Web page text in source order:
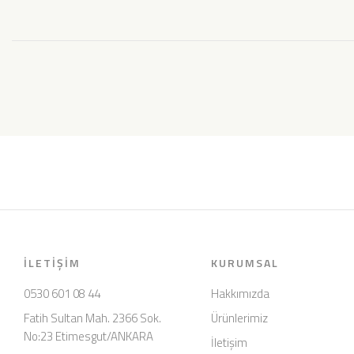
İLETIŞIM
0530 601 08 44
Fatih Sultan Mah. 2366 Sok.
No:23 Etimesgut/ANKARA
KURUMSAL
Hakkımızda
Ürünlerimiz
İletişim